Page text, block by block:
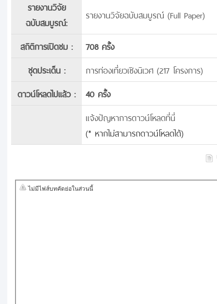
รายงานวิจัย
ฉบับสมบูรณ์:
รายงานวิจัยฉบับสมบูรณ์ (Full Paper)
สถิติการเปิดชม :
708 ครั้ง
ชุดประเด็น :
การท่องเที่ยวเชิงนิเวศ (217 โครงการ)
ดาวน์โหลดไปแล้ว :
40 ครั้ง
แจ้งปัญหาการดาวน์โหลดที่นี่
(* หากไม่สามารถดาวน์โหลดได้)